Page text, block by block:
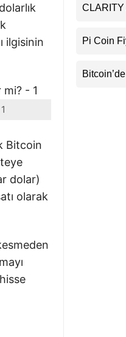
ilgisinin
Bitcoin
dolar)
olarak
CLARITY
Pi Coin
Destekledi